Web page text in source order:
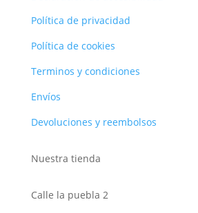
Política de privacidad
Política de cookies
Terminos y condiciones
Envíos
Devoluciones y reembolsos
Nuestra tienda
Calle la puebla 2